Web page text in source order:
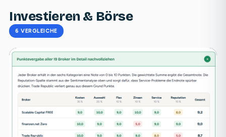
Investieren & Börse
6 VERGLEICHE